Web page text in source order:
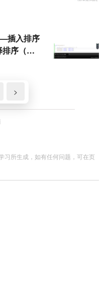
入排序
序（选
排序和
>
习所生成，如有任何问题，可在页